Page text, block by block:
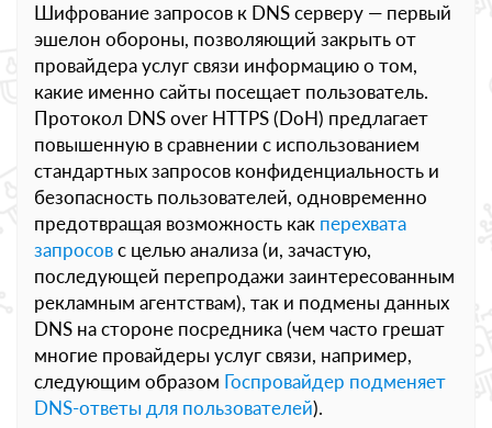
Шифрование запросов к DNS серверу — первый
эшелон обороны, позволяющий закрыть от
провайдера услуг связи информацию о том,
какие именно сайты посещает пользователь.
Протокол DNS over HTTPS (DoH) предлагает
повышенную в сравнении с использованием
стандартных запросов конфиденциальность и
безопасность пользователей, одновременно
предотвращая возможность как перехвата
запросовс целью анализа (и, зачастую,
последующей перепродажи заинтересованным
рекламным агентствам), так и подмены данных
DNS на стороне посредника (чем часто грешат
многие провайдеры услуг связи, например,
следующим образом Госпровайдер подменяет
DNS-ответы для пользователей).